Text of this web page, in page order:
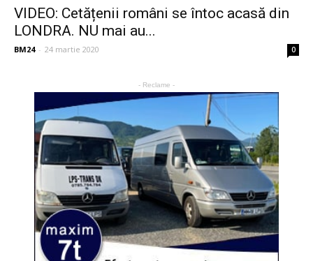
VIDEO: Cetățenii români se întoc acasă din
LONDRA. NU mai au...
BM24 - 24 martie 2020 0
- Reclame -